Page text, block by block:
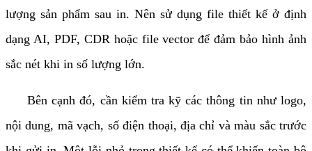
lượng sản phẩm sau in. Nên sử dụng file thiết kế ở định
dạng AI, PDF, CDR hoặc file vector để đảm bảo hình ảnh
sắc nét khi in số lượng lớn.
Bên cạnh đó, cần kiểm tra kỹ các thông tin như logo,
nội dung, mã vạch, số điện thoại, địa chỉ và màu sắc trước